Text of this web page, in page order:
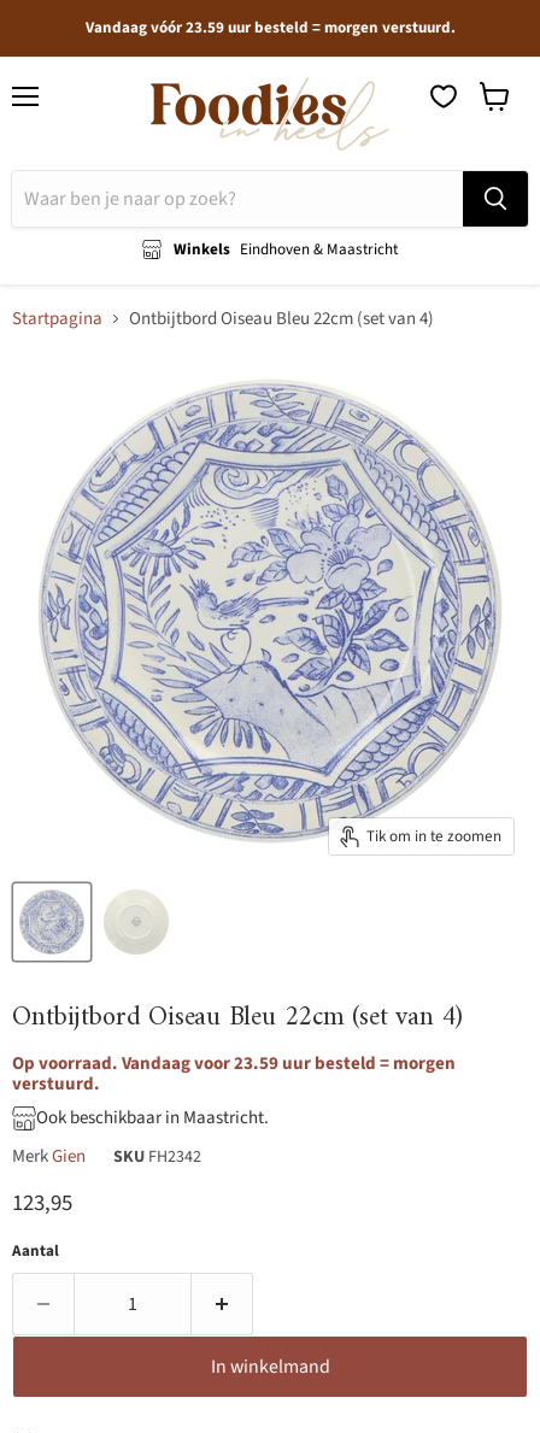
Vandaag vóór 23.59 uur besteld = morgen verstuurd.
Winkels Eindhoven & Maastricht
Startpagina Ontbijtbord Oiseau Bleu 22cm (set van 4)
Tik om in te zoomen
Ontbijtbord Oiseau Bleu 22cm (set van 4)
Op voorraad. Vandaag voor 23.59 uur besteld = morgen
verstuurd.
Ook beschikbaar in Maastricht.
MerkGien SKU FH2342
Huidige prijs
123,95
Aantal
In winkelmand